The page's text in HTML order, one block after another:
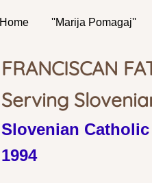
FRANCISCAN
Serving
Slovenian
1994
Home ''Marija Pomagaj''